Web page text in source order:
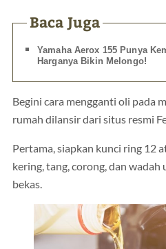
Baca Juga
Yamaha Aerox 155 Punya
Harganya Bikin Melongo!
Begini cara mengganti oli pada
rumah dilansir dari situs resmi
Pertama, siapkan kunci ring 12
kering, tang, corong, dan
bekas.